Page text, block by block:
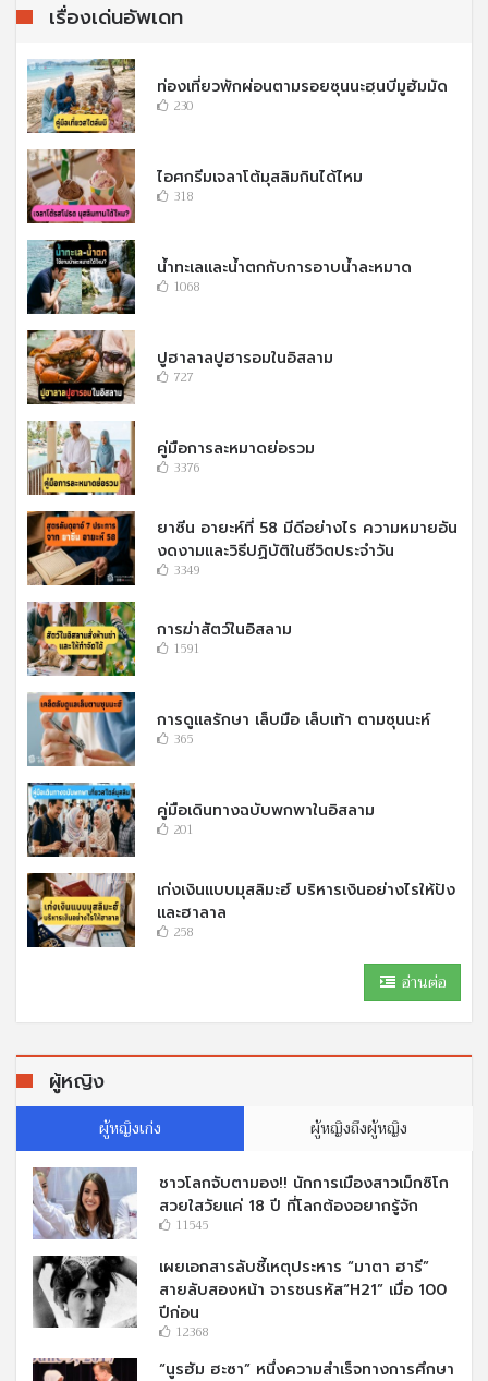
เรื่องเด่นอัพเดท
ท่องเที่ยวพักผ่อนตามรอยซุนนะฮฺนบีมูฮัมมัด
230
ไอศกรีมเจลาโต้มุสลิมกินได้ไหม
318
น้ำทะเลและน้ำตกกับการอาบน้ำละหมาด
1068
ปูฮาลาลปูฮารอมในอิสลาม
727
คู่มือการละหมาดย่อรวม
3376
ยาซีน อายะห์ที่ 58 มีดีอย่างไร ความหมายอัน
งดงามและวิธีปฏิบัติในชีวิตประจำวัน
3349
การฆ่าสัตว์ในอิสลาม
1591
การดูแลรักษา เล็บมือ เล็บเท้า ตามซุนนะห์
365
คู่มือเดินทางฉบับพกพาในอิสลาม
201
เก่งเงินแบบมุสลิมะฮ์ บริหารเงินอย่างไรให้ปัง
และฮาลาล
258
อ่านต่อ
ผู้หญิง
ผู้หญิงเก่ง ผู้หญิงถึงผู้หญิง
ชาวโลกจับตามอง!! นักการเมืองสาวเม็กซิโก
สวยใสวัยแค่ 18 ปี ที่โลกต้องอยากรู้จัก
11545
เผยเอกสารลับชี้เหตุประหาร “มาตา ฮารี”
สายลับสองหน้า จารชนรหัส“H21” เมื่อ 100
ปีก่อน
12368
“นูรฮัม ฮะซา” หนึ่งความสำเร็จทางการศึกษา